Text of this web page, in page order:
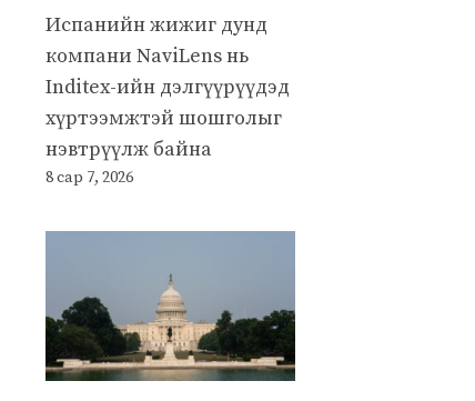
Испанийн жижиг дунд
компани NaviLens нь
Inditex-ийн дэлгүүрүүдэд
хүртээмжтэй шошголыг
нэвтрүүлж байна
8 сар 7, 2026